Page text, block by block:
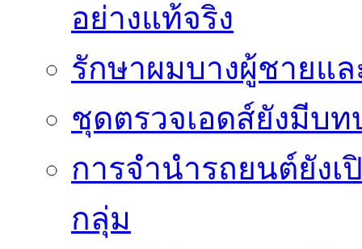
อย่างแท้จริง
รักษาผมบางผู้ชายแ
ชุดตรวจเอดส์ยังมีบ
การจำนำรถยนต์ยัง
กลุ่ม